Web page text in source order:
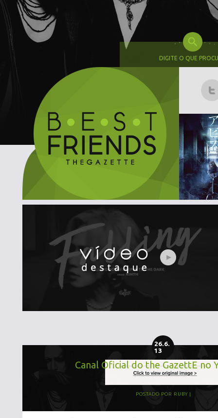
DIGITE O QUE
26.6.
13
Canal Oficial do the GazettE no
POSTADO POR RUBY